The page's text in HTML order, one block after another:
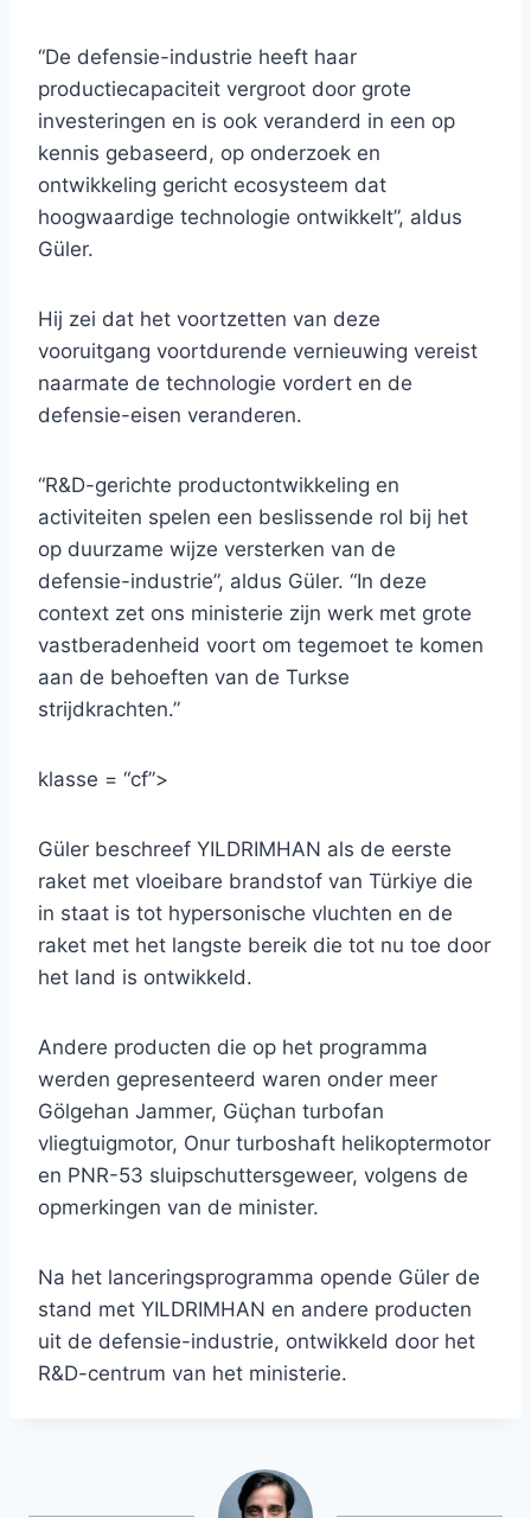
“De defensie-industrie heeft haar
productiecapaciteit vergroot door grote
investeringen en is ook veranderd in een op
kennis gebaseerd, op onderzoek en
ontwikkeling gericht ecosysteem dat
hoogwaardige technologie ontwikkelt”, aldus
Güler.
Hij zei dat het voortzetten van deze
vooruitgang voortdurende vernieuwing vereist
naarmate de technologie vordert en de
defensie-eisen veranderen.
“R&D-gerichte productontwikkeling en
activiteiten spelen een beslissende rol bij het
op duurzame wijze versterken van de
defensie-industrie”, aldus Güler. “In deze
context zet ons ministerie zijn werk met grote
vastberadenheid voort om tegemoet te komen
aan de behoeften van de Turkse
strijdkrachten.”
klasse = “cf”>
Güler beschreef YILDRIMHAN als de eerste
raket met vloeibare brandstof van Türkiye die
in staat is tot hypersonische vluchten en de
raket met het langste bereik die tot nu toe door
het land is ontwikkeld.
Andere producten die op het programma
werden gepresenteerd waren onder meer
Gölgehan Jammer, Güçhan turbofan
vliegtuigmotor, Onur turboshaft helikoptermotor
en PNR-53 sluipschuttersgeweer, volgens de
opmerkingen van de minister.
Na het lanceringsprogramma opende Güler de
stand met YILDRIMHAN en andere producten
uit de defensie-industrie, ontwikkeld door het
R&D-centrum van het ministerie.